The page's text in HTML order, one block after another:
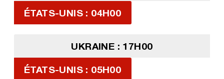
ÉTATS-UNIS : 04H00
UKRAINE : 17H00
ÉTATS-UNIS : 05H00